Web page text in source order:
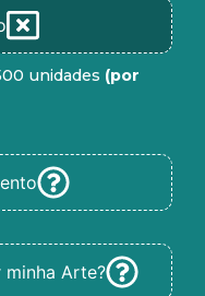
unidades (por
Arte?